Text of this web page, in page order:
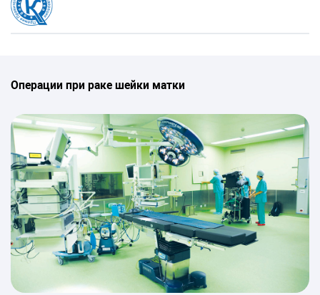
Операции при раке шейки матки